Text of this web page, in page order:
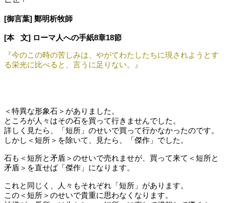
[御言葉] 鄭明析牧師
[本   文] ローマ人への手紙8章18節
『今のこの時の苦しみは、やがてわたしたちに現されようとす
る栄光に比べると、言うに足りない。』
＜特異な形象石＞がありました。
ところが人々はその石を買って行きませんでした。
詳しく見たら、「短所」のせいで買って行かなかったのです。
しかし＜短所＞を除いて、見たら、「傑作」でした。
石も＜短所と矛盾＞のせいで売れませが、買って来て＜短所と
矛盾＞を直せば「傑作」になります。
これと同じく、人々もそれぞれ「短所」があります。
この＜短所＞のせいで貴重に思わなくなります。